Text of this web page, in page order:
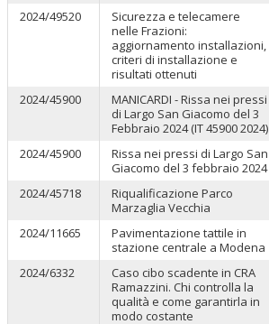
2024/49520
Sicurezza e telecamere
nelle Frazioni:
aggiornamento installazioni,
criteri di installazione e
risultati ottenuti
2024/45900
MANICARDI - Rissa nei pressi
di Largo San Giacomo del 3
Febbraio 2024 (IT 45900 2024)
2024/45900
Rissa nei pressi di Largo San
Giacomo del 3 febbraio 2024
2024/45718
Riqualificazione Parco
Marzaglia Vecchia
2024/11665
Pavimentazione tattile in
stazione centrale a Modena
2024/6332
Caso cibo scadente in CRA
Ramazzini. Chi controlla la
qualità e come garantirla in
modo costante